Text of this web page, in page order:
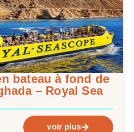
bateau à fond de
– Royal Sea
voir plus